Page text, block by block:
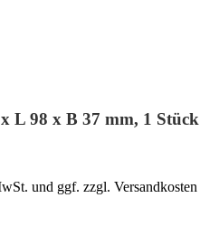
L 98 x B 37 mm, 1 Stück
und ggf. zzgl. Versandkosten